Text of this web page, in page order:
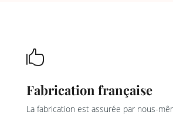

Fabrication française
La fabrication est assurée par nous-